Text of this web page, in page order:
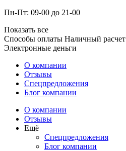
Пн-Пт: 09-00 до 21-00
Показать все
Способы оплаты Наличный расчет
Электронные деньги
О компании
Отзывы
Спецпредложения
Блог компании
О компании
Отзывы
Ещё
Спецпредложения
Блог компании